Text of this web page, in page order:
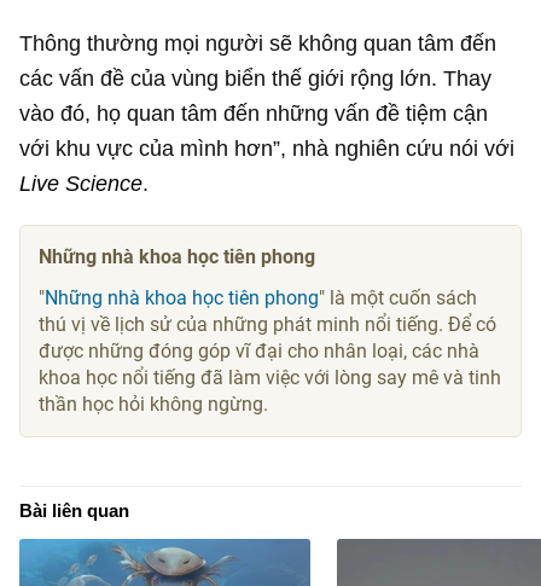
Thông thường mọi người sẽ không quan tâm đến
các vấn đề của vùng biển thế giới rộng lớn. Thay
vào đó, họ quan tâm đến những vấn đề tiệm cận
với khu vực của mình hơn”, nhà nghiên cứu nói với
Live Science.
Những nhà khoa học tiên phong
"Những nhà khoa học tiên phong" là một cuốn sách
thú vị về lịch sử của những phát minh nổi tiếng. Để có
được những đóng góp vĩ đại cho nhân loại, các nhà
khoa học nổi tiếng đã làm việc với lòng say mê và tinh
thần học hỏi không ngừng.
Bài liên quan